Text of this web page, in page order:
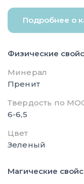
Подробнее о
Физические
Минерал
Пренит
Твердость по
6-6,5
Цвет
Зеленый
Магические